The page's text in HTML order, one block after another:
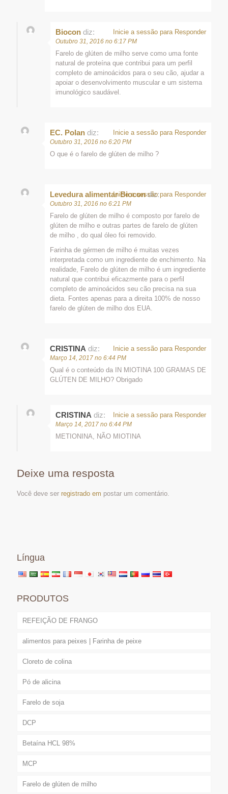
Biocon diz:
Outubro 31, 2016 no 6:17 PM
Farelo de glúten de milho serve como uma fonte
natural de proteína que contribui para um perfil
completo de aminoácidos para o seu cão, ajudar a
apoiar o desenvolvimento muscular e um sistema
imunológico saudável.
Inicie a sessão para Responder
EC. Polan diz:
Outubro 31, 2016 no 6:20 PM
O que é o farelo de glúten de milho ?
Inicie a sessão para Responder
Levedura alimentar Biocon diz:
Outubro 31, 2016 no 6:21 PM
Farelo de glúten de milho é composto por farelo de
glúten de milho e outras partes de farelo de glúten
de milho , do qual óleo foi removido.
Farinha de gérmen de milho é muitas vezes
interpretada como um ingrediente de enchimento. Na
realidade, Farelo de glúten de milho é um ingrediente
natural que contribui eficazmente para o perfil
completo de aminoácidos seu cão precisa na sua
dieta. Fontes apenas para a direita 100% de nosso
farelo de glúten de milho dos EUA.
Inicie a sessão para Responder
CRISTINA diz:
Março 14, 2017 no 6:44 PM
Qual é o conteúdo da IN MIOTINA 100 GRAMAS DE
GLÚTEN DE MILHO? Obrigado
Inicie a sessão para Responder
CRISTINA diz:
Março 14, 2017 no 6:44 PM
METIONINA, NÃO MIOTINA
Inicie a sessão para Responder
Deixe uma resposta
Você deve ser registrado em postar um comentário.
Língua
PRODUTOS
REFEIÇÃO DE FRANGO
alimentos para peixes | Farinha de peixe
Cloreto de colina
Pó de alicina
Farelo de soja
DCP
Betaína HCL 98%
MCP
Farelo de glúten de milho